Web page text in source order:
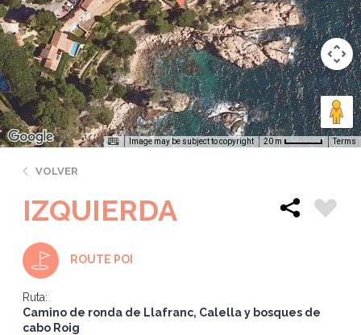
Image may be subject to copyright 20 m Terms
VOLVER
IZQUIERDA
ROUTE POI
Ruta:
Camino de ronda de Llafranc, Calella y bosques de
cabo Roig